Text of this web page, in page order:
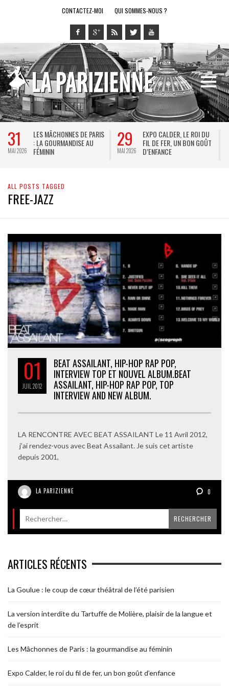
CONTACTEZ-MOI QUI SOMMES-NOUS ?
31
MAI 2026
LES MÂCHONNES DE PARIS
: LA GOURMANDISE AU
FÉMININ
29
MAI 2026
EXPO CALDER, LE ROI DU
FIL DE FER, UN BON GOÛT
D’ENFANCE
ALL POSTS TAGGED
FREE-JAZZ
01
JUIL 2012
BEAT ASSAILANT, HIP-HOP RAP POP,
INTERVIEW TOP ET NOUVEL ALBUM.BEAT
ASSAILANT, HIP-HOP RAP POP, TOP
INTERVIEW AND NEW ALBUM.
LA RENCONTRE AVEC BEAT ASSAILANT Le 11 Avril 2012,
j’ai rendez-vous avec Beat Assailant. Je suis cet artiste
depuis 2001,
LA PARIZIENNE 0
ARTICLES RÉCENTS
La Goulue : le coup de cœur théâtral de l’été parisien
La version interdite du Tartuffe de Molière, plaisir de la langue et
de l’esprit
Les Mâchonnes de Paris : la gourmandise au féminin
Expo Calder, le roi du fil de fer, un bon goût d’enfance